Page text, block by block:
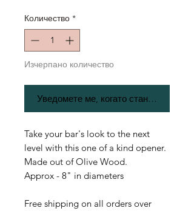
Количество *
Изчерпано количество
Уведомете ме, когато стане наличен
Take your bar's look to the next
level with this one of a kind opener.
Made out of Olive Wood.
Approx - 8" in diameters
Free shipping on all orders over